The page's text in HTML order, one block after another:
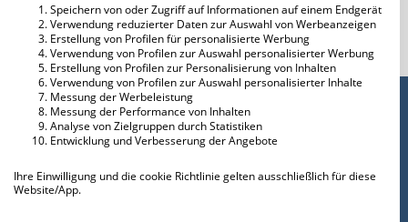
Speichern von oder Zugriff auf Informationen auf einem Endgerät
Verwendung reduzierter Daten zur Auswahl von Werbeanzeigen
Erstellung von Profilen für personalisierte Werbung
Verwendung von Profilen zur Auswahl personalisierter Werbung
Erstellung von Profilen zur Personalisierung von Inhalten
Verwendung von Profilen zur Auswahl personalisierter Inhalte
Messung der Werbeleistung
Messung der Performance von Inhalten
Analyse von Zielgruppen durch Statistiken
Entwicklung und Verbesserung der Angebote
Ihre Einwilligung und die cookie Richtlinie gelten ausschließlich für diese
Website/App.